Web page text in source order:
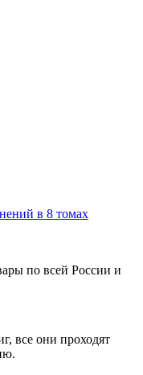
в 8 томах
по всей России и
все они проходят